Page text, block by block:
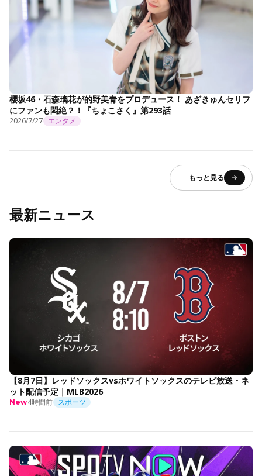
櫻坂46・石森璃花が的野美青をプロデュース！ あざきゅんセリフ
にファンも悶絶？！『ちょこさく』第293話
2026/7/27 エンタメ
もっと見る
最新ニュース
【8月7日】レッドソックスvsホワイトソックスのテレビ放送・ネ
ット配信予定｜MLB2026
New4時間前 スポーツ